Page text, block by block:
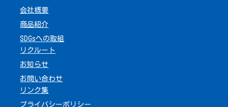
会社概要
商品紹介
SDGsへの取組
リクルート
お知らせ
お問い合わせ
リンク集
プライバシーポリシー